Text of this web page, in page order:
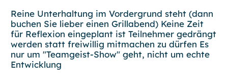
Reine Unterhaltung im Vordergrund steht (dann
buchen Sie lieber einen Grillabend) Keine Zeit
für Reflexion eingeplant ist Teilnehmer gedrängt
werden statt freiwillig mitmachen zu dürfen Es
nur um "Teamgeist-Show" geht, nicht um echte
Entwicklung